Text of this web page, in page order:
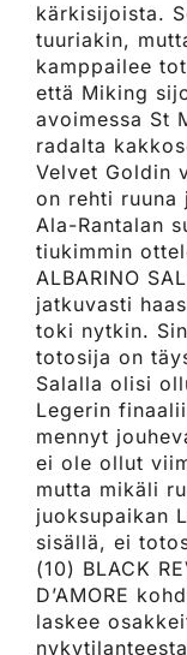
kärkisijoista.
tuuriakin,
kamppailee
että Miking
avoimessa St
radalta
Velvet Goldin
on rehti ruuna
Ala-Rantalan
tiukimmin
ALBARINO
jatkuvasti
toki nytkin.
totosija on
Salalla olisi
Legerin
mennyt
ei ole ollut
mutta mikäli
juoksupaikan
sisällä, ei
(10) BLACK
D’AMORE
laskee